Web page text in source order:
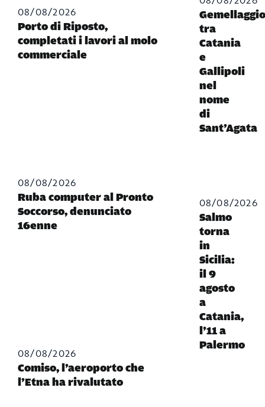
08/08/2026
Porto di Riposto,
completati i lavori al molo
commerciale
08/08/2026
Ruba computer al Pronto
Soccorso, denunciato
16enne
08/08/2026
Comiso, l’aeroporto che
l’Etna ha rivalutato
Gemellaggio
tra
Catania
e
Gallipoli
nel
nome
di
Sant’Agata
08/08/2026
Salmo
torna
in
Sicilia:
il 9
agosto
a
Catania,
l’11 a
Palermo